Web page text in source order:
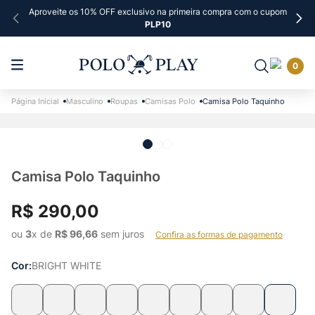
Aproveite os 10% OFF exclusivo na primeira compra com o cupom
PLP10
0
Masculino Roupas Camisas Polo Camisa Polo Taquinho
Camisa Polo Taquinho
R$ 290,00
ou 3x de R$96,66 sem juros Confira as formas de pagamento
Cor BRIGHT WHITE